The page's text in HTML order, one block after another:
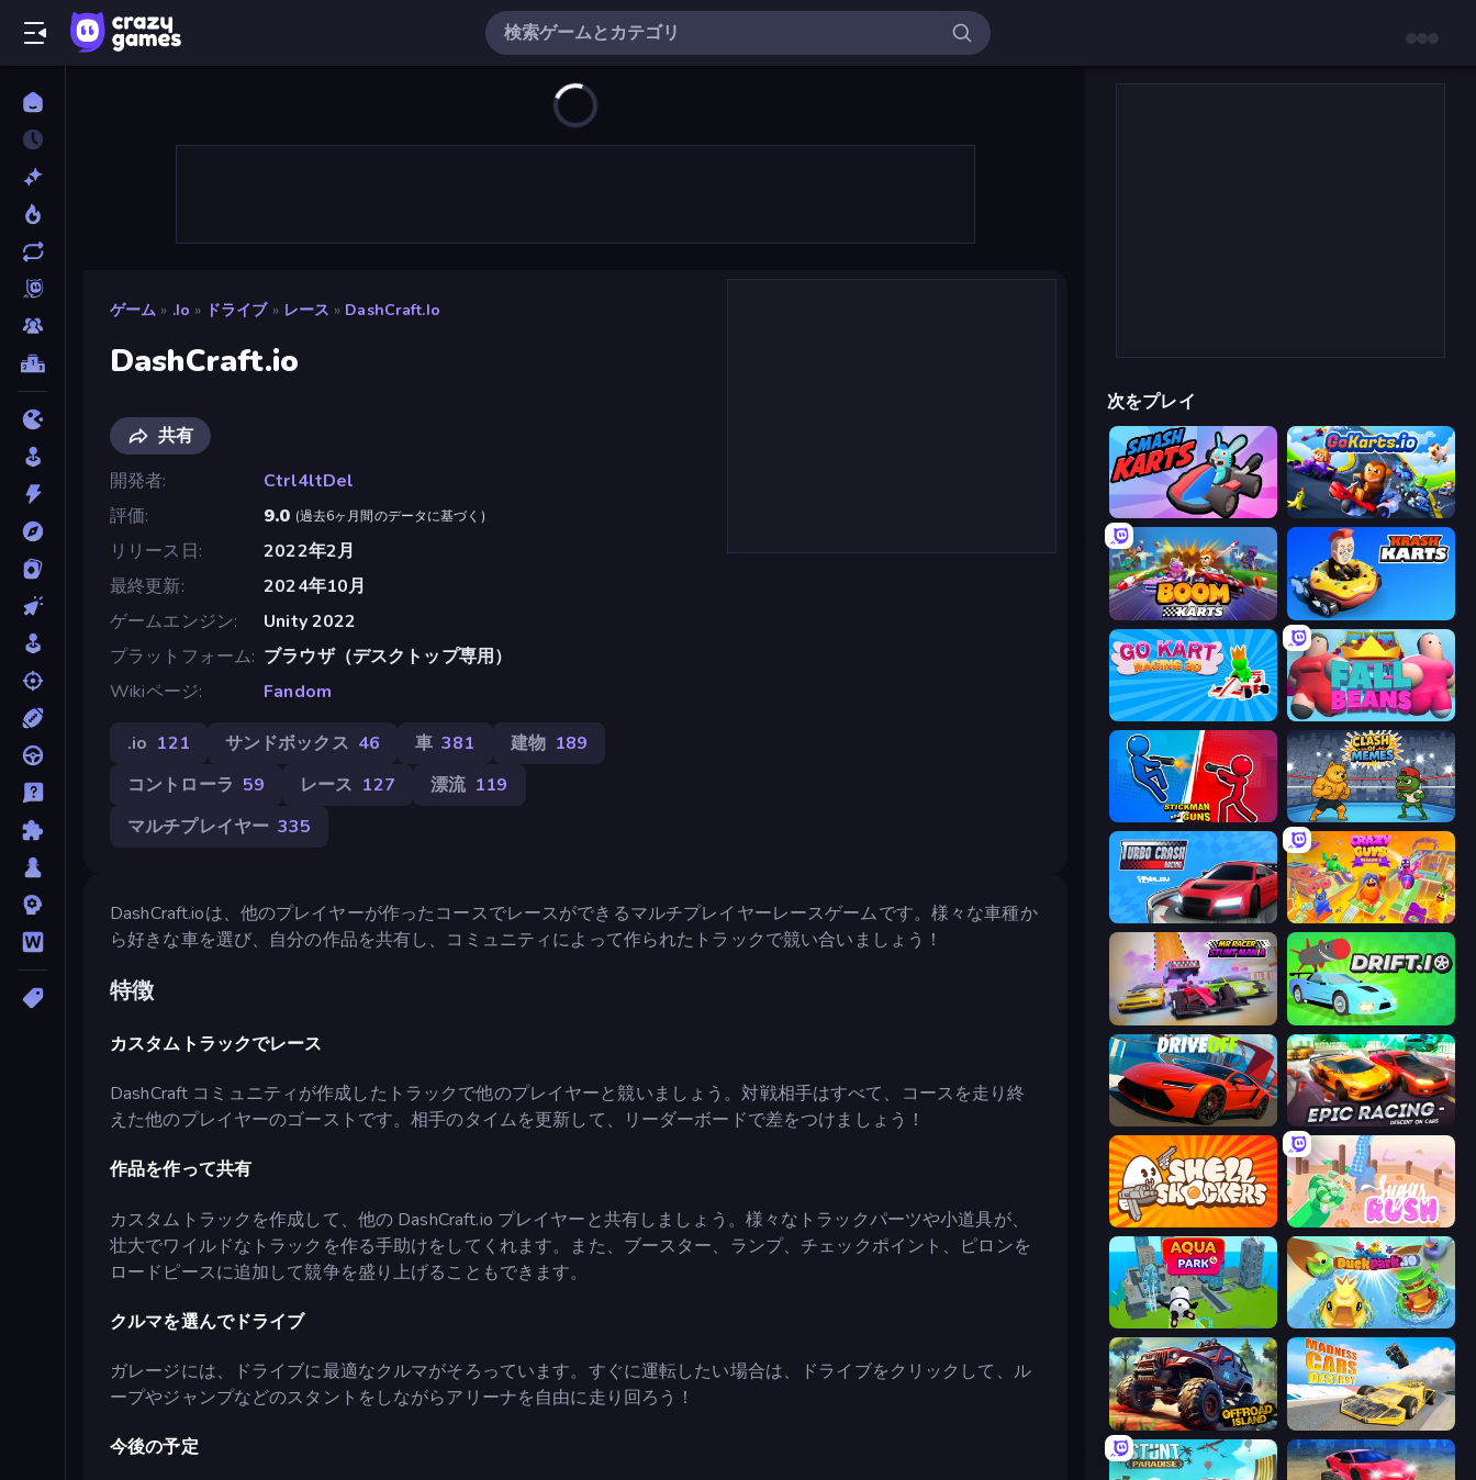
ゲーム » .io » ドライブ » レース » DashCraft.io
DashCraft.io
共有
開発者
Ctrl4ltDel
評価
9.0 (過去6ヶ月間のデータに基づく )
リリース日
2022年2月
最終更新
2024年10月
ゲームエンジン
Unity 2022
プラットフォーム ブラウザ（デスクトップ専用）
Wikiページ
Fandom
.io 121 サンドボックス 46 車 381 建物 189
コントローラ 59 レース 127 漂流 119
マルチプレイヤー 335
DashCraft.ioは、他のプレイヤーが作ったコースでレースができるマルチプレイヤーレースゲームです。様々な車種か
ら好きな車を選び、自分の作品を共有し、コミュニティによって作られたトラックで競い合いましょう！
特徴
カスタムトラックでレース
DashCraft コミュニティが作成したトラックで他のプレイヤーと競いましょう。対戦相手はすべて、コースを走り終
えた他のプレイヤーのゴーストです。相手のタイムを更新して、リーダーボードで差をつけましょう！
作品を作って共有
カスタムトラックを作成して、他の DashCraft.io プレイヤーと共有しましょう。様々なトラックパーツや小道具が、
壮大でワイルドなトラックを作る手助けをしてくれます。また、ブースター、ランプ、チェックポイント、ピロンを
ロードピースに追加して競争を盛り上げることもできます。
クルマを選んでドライブ
ガレージには、ドライブに最適なクルマがそろっています。すぐに運転したい場合は、ドライブをクリックして、ル
ープやジャンプなどのスタントをしながらアリーナを自由に走り回ろう！
今後の予定
次をプレイ
Smash Karts GoKarts.io
Boom Karts Krash Karts
Go Kart Racing 3D Fall Beans
Stickman and Guns Clash of Memes
Turbo Crash Crazy Guys
MR RACER Stunt Mania Drift.io
DriveOff Epic Racing - Descent on Cars
Shell Shockers Sugar Rush
Aquapark.io DuckPark.io
Offroad Island Madness Cars Destroy